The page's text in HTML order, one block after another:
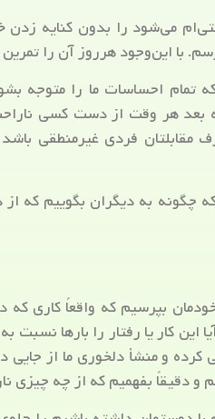
می‌شود را بدون کنایه زدن
با این‌وجود هرروز آن را
تمام احساسات ما را متوجه
به بعد هر وقت از دست کسی
فردی غیرمنطقی
چگونه به دیگران بگوییم که
بپرسیم که واقعاً کاری که
کار یا رفتار را بارها نسبت
کرده و منشأ دلخوری ما از جایی
و دقیقاً بفهمیم که از چه چیزی